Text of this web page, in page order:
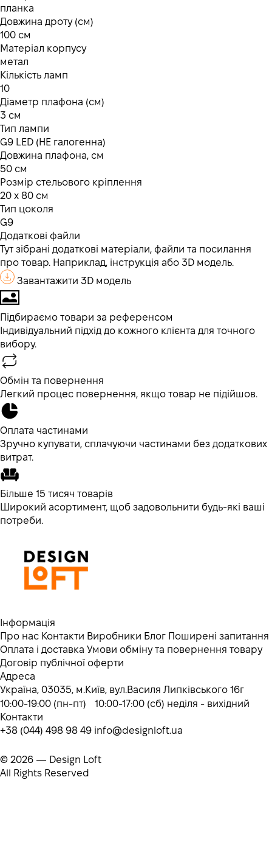
планка
Довжина дроту (см)
100 см
Матеріал корпусу
метал
Кількість ламп
10
Діаметр плафона (см)
3 см
Тип лампи
G9 LED (НЕ галогенна)
Довжина плафона, см
50 см
Розмір стельового кріплення
20 х 80 см
Тип цоколя
G9
Додаткові файли
Тут зібрані додаткові матеріали, файли та посилання
про товар. Наприклад, інструкція або 3D модель.
Завантажити 3D модель
Підбираємо товари за референсом
Індивідуальний підхід до кожного клієнта для точного
вибору.
Обмін та повернення
Легкий процес повернення, якщо товар не підійшов.
Оплата частинами
Зручно купувати, сплачуючи частинами без додаткових
витрат.
Більше 15 тисяч товарів
Широкий асортимент, щоб задовольнити будь-які ваші
потреби.
Інформація
Про нас Контакти Виробники Блог Поширені запитання
Оплата і доставка Умови обміну та повернення товару
Договір публічної оферти
Адреса
Україна, 03035, м.Київ, вул.Василя Липківського 16г
10:00-19:00 (пн-пт) 10:00-17:00 (сб) неділя - вихідний
Контакти
+38 (044) 498 98 49 info@designloft.ua
© 2026 — Design Loft
All Rights Reserved